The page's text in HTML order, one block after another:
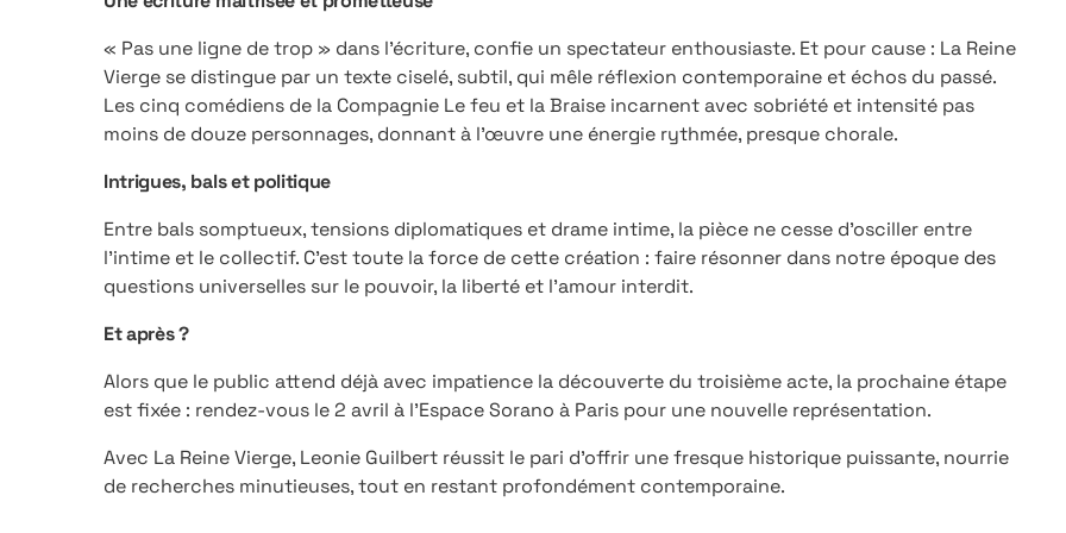
« Pas une ligne de trop » dans l’écriture, confie un spectateur enthousiaste. Et pour cause : La Reine
Vierge se distingue par un texte ciselé, subtil, qui mêle réflexion contemporaine et échos du passé.
Les cinq comédiens de la Compagnie Le feu et la Braise incarnent avec sobriété et intensité pas
moins de douze personnages, donnant à l’œuvre une énergie rythmée, presque chorale.
Intrigues, bals et politique
Entre bals somptueux, tensions diplomatiques et drame intime, la pièce ne cesse d’osciller entre
l’intime et le collectif. C’est toute la force de cette création : faire résonner dans notre époque des
questions universelles sur le pouvoir, la liberté et l’amour interdit.
Et après ?
Alors que le public attend déjà avec impatience la découverte du troisième acte, la prochaine étape
est fixée : rendez-vous le 2 avril à l’Espace Sorano à Paris pour une nouvelle représentation.
Avec La Reine Vierge, Leonie Guilbert réussit le pari d’offrir une fresque historique puissante, nourrie
de recherches minutieuses, tout en restant profondément contemporaine.